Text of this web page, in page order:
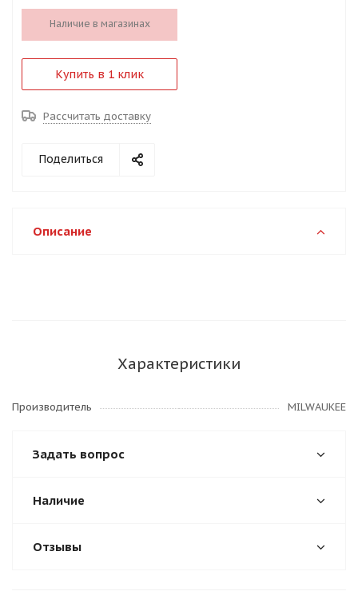
Наличие в магазинах
Купить в 1 клик
Рассчитать доставку
Поделиться
Описание
Характеристики
Производитель MILWAUKEE
Задать вопрос
Наличие
Отзывы